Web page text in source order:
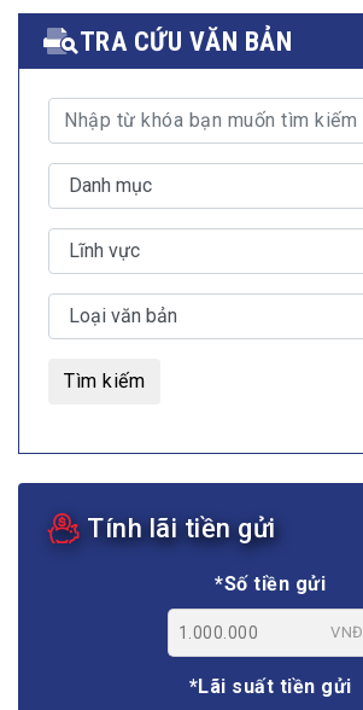
TRA CỨU VĂN BẢN
Tìm kiếm
Tính lãi tiền gửi
*Số tiền gửi
VNĐ
*Lãi suất tiền gửi